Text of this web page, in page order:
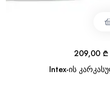
Intex-ის
209,00 ₾